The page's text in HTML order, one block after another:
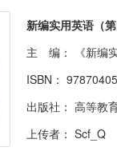
主 编：
《新编实
ISBN：
出版社： 高等教
上传者： Scf_Q